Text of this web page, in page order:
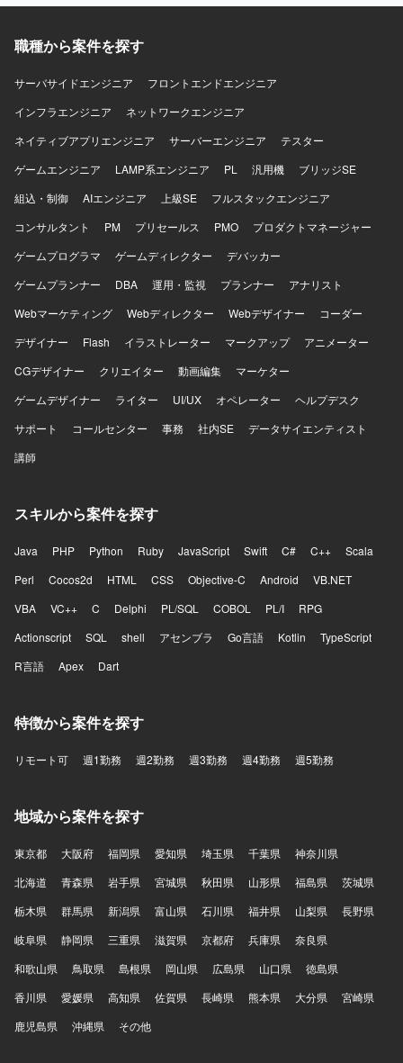
職種から案件を探す
サーバサイドエンジニア
フロントエンドエンジニア
インフラエンジニア
ネットワークエンジニア
ネイティブアプリエンジニア
サーバーエンジニア
テスター
ゲームエンジニア
LAMP系エンジニア PL 汎用機
ブリッジSE
組込・制御
AIエンジニア 上級SE
フルスタックエンジニア
コンサルタント
PM プリセールス PMO
プロダクトマネージャー
ゲームプログラマ
ゲームディレクター
デバッカー
ゲームプランナー
DBA 運用・監視 プランナー
アナリスト
Webマーケティング
Webディレクター Webデザイナー
コーダー
デザイナー
Flash イラストレーター マークアップ
アニメーター
CGデザイナー
クリエイター 動画編集
マーケター
ゲームデザイナー
ライター UI/UX オペレーター
ヘルプデスク
サポート
コールセンター 事務 社内SE
データサイエンティスト
講師
スキルから案件を探す
Java PHP Python Ruby JavaScript Swift C# C++
Scala
Perl
Cocos2d HTML CSS Objective-C Android
VB.NET
VBA
VC++ C Delphi PL/SQL COBOL PL/I
RPG
Actionscript
SQL shell アセンブラ Go言語 Kotlin
TypeScript
R言語
Apex Dart
特徴から案件を探す
リモート可 週1勤務 週2勤務 週3勤務 週4勤務 週5勤務
地域から案件を探す
東京都 大阪府 福岡県 愛知県 埼玉県 千葉県
神奈川県
北海道
青森県 岩手県 宮城県 秋田県 山形県 福島県
茨城県
栃木県
群馬県 新潟県 富山県 石川県 福井県 山梨県
長野県
岐阜県
静岡県 三重県 滋賀県 京都府 兵庫県
奈良県
和歌山県
鳥取県 島根県 岡山県 広島県 山口県
徳島県
香川県
愛媛県 高知県 佐賀県 長崎県 熊本県 大分県
宮崎県
鹿児島県
沖縄県 その他